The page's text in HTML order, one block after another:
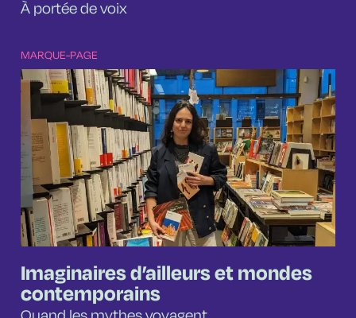
À portée de voix
MARQUE-PAGE
Imaginaires d’ailleurs et mondes
contemporains